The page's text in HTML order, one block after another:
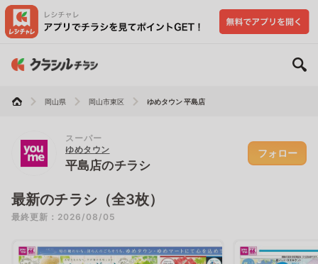
岡山県 岡山市東区 ゆめタウン 平島店
スーパー
ゆめタウン
平島店のチラシ
フォロー
最新のチラシ（全3枚）
最終更新：2026/08/05